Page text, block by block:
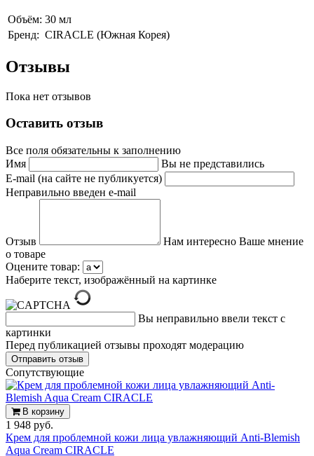
Объём: 30 мл
Бренд: CIRACLE (Южная Корея)
Отзывы
Пока нет отзывов
Оставить отзыв
Все поля обязательны к заполнению
Имя
Вы не представились
E-mail (на сайте не публикуется)
Неправильно введен e-mail
Отзыв
Нам интересно Ваше мнение
о товаре
Оцените товар:
Наберите текст, изображённый на картинке
Вы неправильно ввели текст с
картинки
Перед публикацией отзывы проходят модерацию
Cопутствующие
В корзину
1 948 руб.
Крем для проблемной кожи лица увлажняющий Anti-Blemish
Aqua Cream CIRACLE